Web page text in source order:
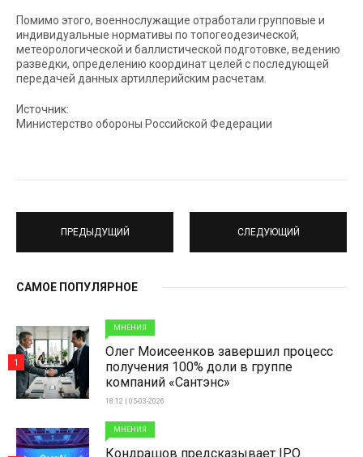
Помимо этого, военнослужащие отработали групповые и
индивидуальные нормативы по топогеодезической,
метеорологической и баллистической подготовке, ведению
разведки, определению координат целей с последующей
передачей данных артиллерийским расчетам.
Источник:
Министерство обороны Российской Федерации
ПРЕДЫДУЩИЙ СЛЕДУЮЩИЙ
САМОЕ ПОПУЛЯРНОЕ
МНЕНИЯ
Олег Моисеенков завершил процесс
получения 100% доли в группе
компаний «Сантэнс»
18:12 | 05-03-2026
1
МНЕНИЯ
Кондрашов предсказывает IPO